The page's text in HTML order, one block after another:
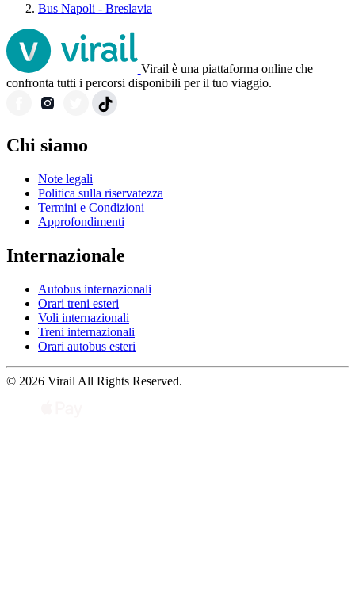
Bus Napoli - Breslavia
Virail è una piattaforma online che
confronta tutti i percorsi disponibili per il tuo viaggio.
Chi siamo
Note legali
Politica sulla riservatezza
Termini e Condizioni
Approfondimenti
Internazionale
Autobus internazionali
Orari treni esteri
Voli internazionali
Treni internazionali
Orari autobus esteri
© 2026 Virail All Rights Reserved.